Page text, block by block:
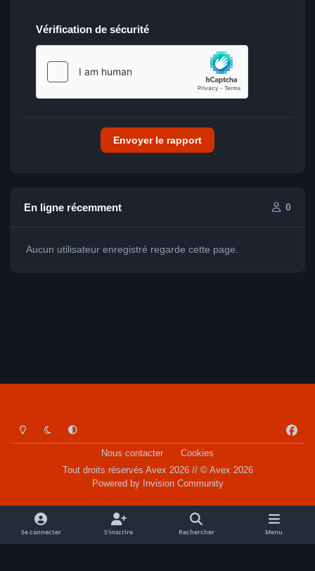
Vérification de sécurité
Envoyer le rapport
En ligne récemment 0
Aucun utilisateur enregistré regarde cette page.
Light ModeDark ModeSystem Preference
a
o
k
Nous contacter
Cookies
Tout droits réservés Avex 2026 // © Avex 2026
Powered by Invision Community
Se connecter S’inscrire Rechercher Menu